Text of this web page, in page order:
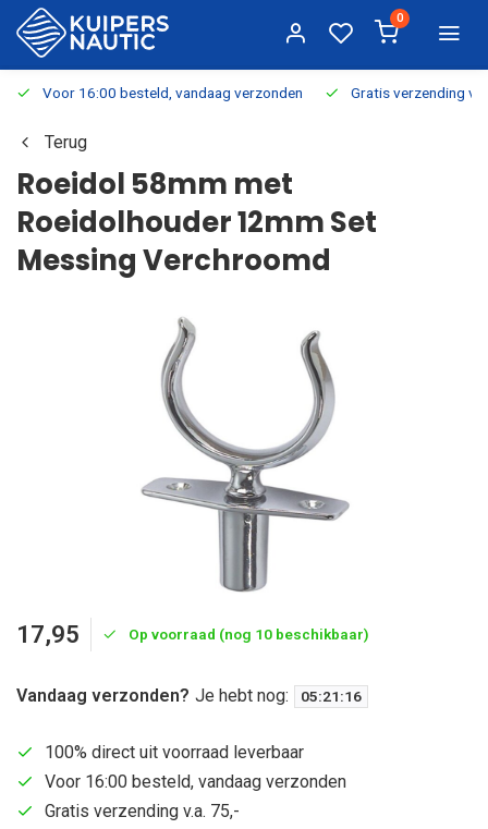
0
Voor 16:00 besteld, vandaag verzonden Gratis verzending
Terug
Roeidol 58mm met
Roeidolhouder 12mm Set
Messing Verchroomd
17,95 Op voorraad (nog 10 beschikbaar)
Vandaag verzonden? Je hebt nog: 05:21:16
100% direct uit voorraad leverbaar
Voor 16:00 besteld, vandaag verzonden
Gratis verzending v.a. 75,-